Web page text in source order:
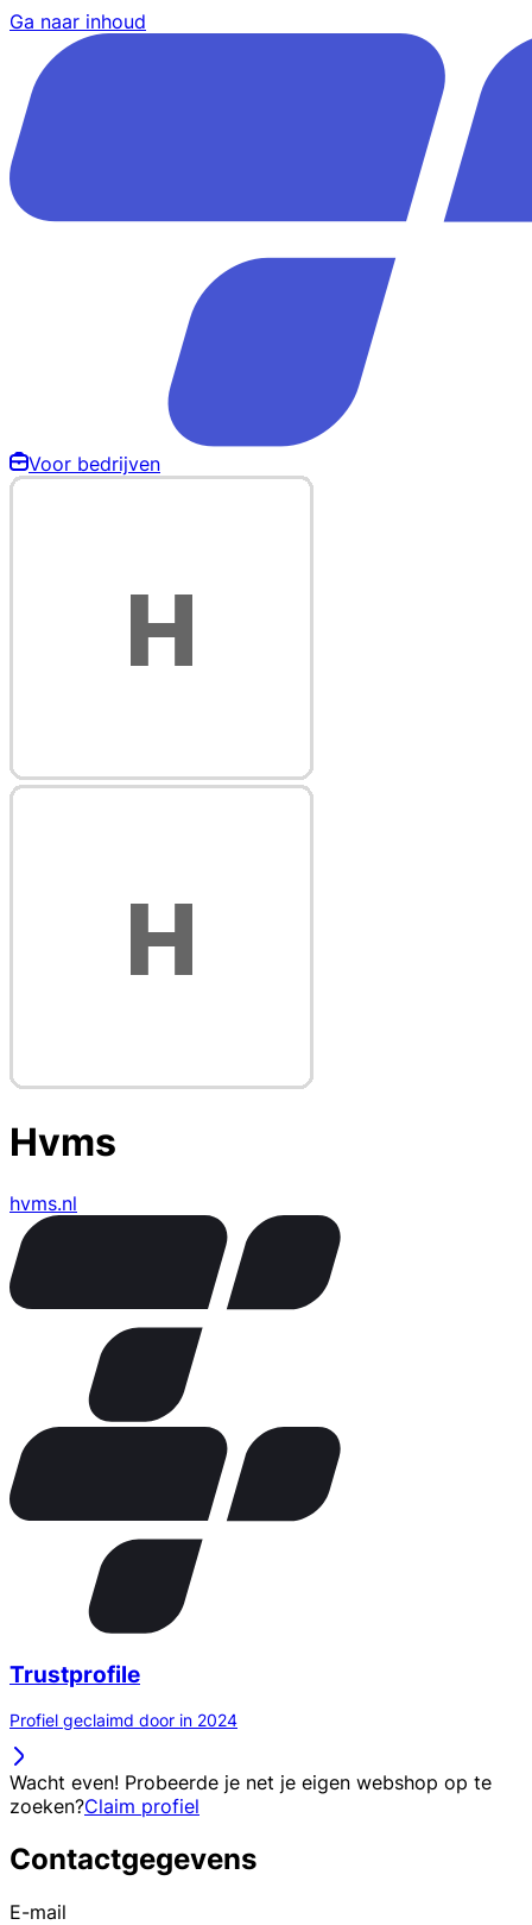
Ga naar inhoud
Voor bedrijven
Hvms
hvms.nl
Trustprofile
Profiel geclaimd door in 2024
Wacht even! Probeerde je net je eigen webshop op te
zoeken?Claim profiel
Contactgegevens
E-mail